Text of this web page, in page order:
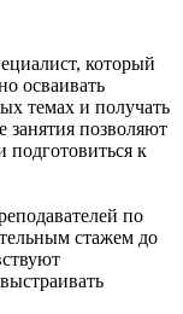
который
осваивать
темах и получать
позволяют
подготовиться к
по
стажем до